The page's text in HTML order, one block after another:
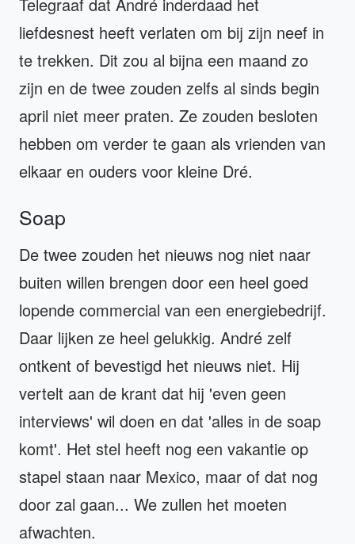
liefdesnest heeft verlaten om bij zijn neef in
te trekken. Dit zou al bijna een maand zo
zijn en de twee zouden zelfs al sinds begin
april niet meer praten. Ze zouden besloten
hebben om verder te gaan als vrienden van
elkaar en ouders voor kleine Dré.
Soap
De twee zouden het nieuws nog niet naar
buiten willen brengen door een heel goed
lopende commercial van een energiebedrijf.
Daar lijken ze heel gelukkig. André zelf
ontkent of bevestigd het nieuws niet. Hij
vertelt aan de krant dat hij 'even geen
interviews' wil doen en dat 'alles in de soap
komt'. Het stel heeft nog een vakantie op
stapel staan naar Mexico, maar of dat nog
door zal gaan... We zullen het moeten
afwachten.